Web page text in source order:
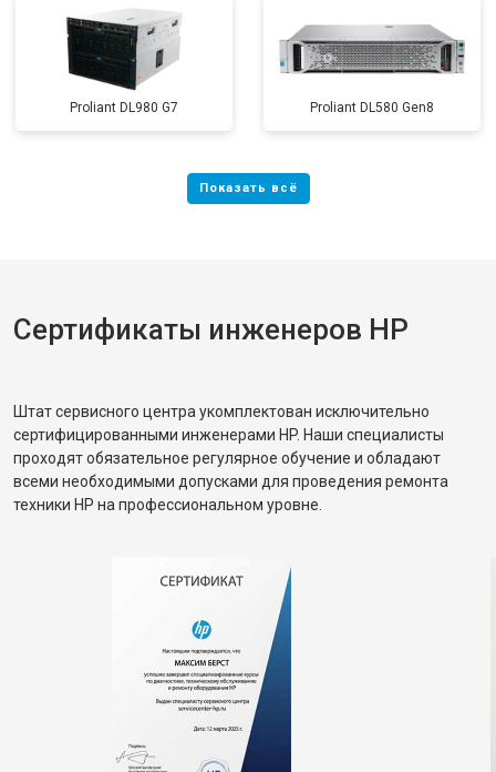
Proliant DL980 G7 Proliant DL580 Gen8
Сертификаты инженеров HP
Штат сервисного центра укомплектован исключительно
сертифицированными инженерами HP. Наши специалисты
проходят обязательное регулярное обучение и обладают
всеми необходимыми допусками для проведения ремонта
техники HP на профессиональном уровне.